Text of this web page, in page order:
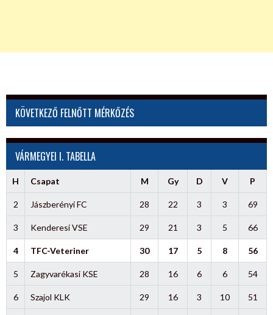
KÖVETKEZŐ FELNŐTT MÉRKŐZÉS
VÁRMEGYEI I. TABELLA
H Csapat M Gy D V P
2 Jászberényi FC 28 22 3 3 69
3 Kenderesi VSE 29 21 3 5 66
4 TFC-Veteriner 30 17 5 8 56
5 Zagyvarékasi KSE 28 16 6 6 54
6 Szajol KLK 29 16 3 10 51